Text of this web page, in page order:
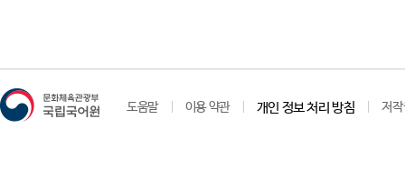
도움말 이용 약관 개인 정보 처리 방침 저